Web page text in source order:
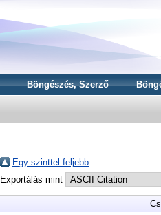
Böngészés, Szerző
Egy szinttel feljebb
Exportálás mint